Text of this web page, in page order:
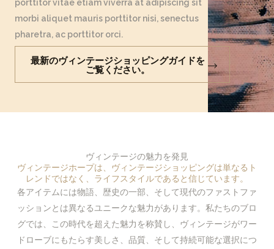
porttitor vitae etiam viverra at adipiscing sit
morbi aliquet mauris porttitor nisi, senectus
pharetra, ac porttitor orci.
最新のヴィンテージショッピングガイドを
ご覧ください。
ヴィンテージの魅力を発見
ヴィンテージホープは、ヴィンテージショッピングは単なるト
レンドではなく、ライフスタイルであると信じています。
各アイテムには物語、歴史の一部、そして現代のファストファ
ッションとは異なるユニークな魅力があります。私たちのブロ
グでは、この時代を超えた魅力を称賛し、ヴィンテージがワー
ドローブにもたらす美しさ、品質、そして持続可能な選択につ